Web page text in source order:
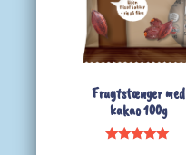
Frugtstænger med
kakao 100g